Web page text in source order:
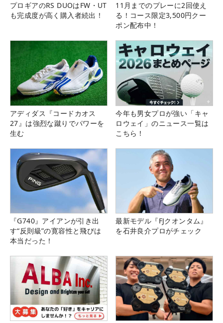
プロギアのRS DUOはFW・UT
も完成度が高く購入者続出！
11月までのプレーに2回使え
る！コース限定3,500円クー
ポン配布中！
アディダス『コードカオス
27』は強烈な蹴りでパワーを
生む
今年も男女プロが強い「キャ
ロウェイ」のニュース一覧は
こちら！
『G740』アイアンが引き出
す“反則級”の寛容性と飛びは
本当だった！
最新モデル『FJクオンタム』
を石井良介プロがチェック